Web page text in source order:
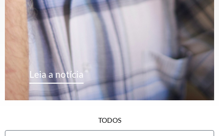
Leia a notícia
TODOS